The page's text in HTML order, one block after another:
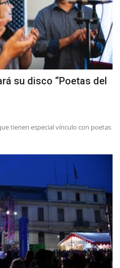
su disco “Poetas del
tienen especial vínculo con poetas